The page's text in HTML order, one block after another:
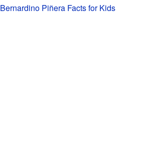
Bernardino Piñera Facts for Kids